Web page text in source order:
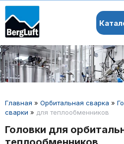
Главная » Орбитальная сварка »
сварки » для теплообменников
Головки для